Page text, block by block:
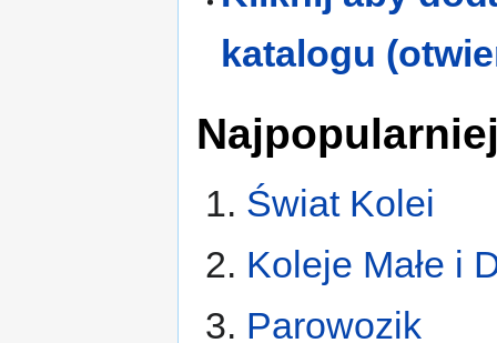
katalogu
Świat Kolei
Koleje Małe i
Parowozik